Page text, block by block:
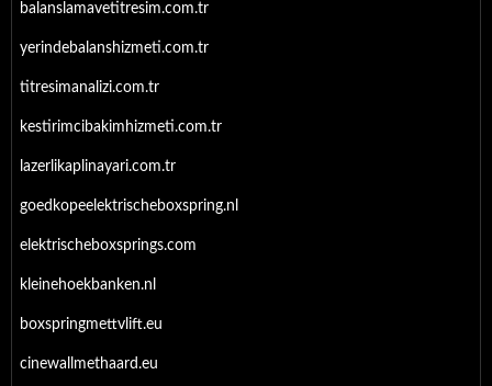
balanslamavetitresim.com.tr
yerindebalanshizmeti.com.tr
titresimanalizi.com.tr
kestirimcibakimhizmeti.com.tr
lazerlikaplinayari.com.tr
goedkopeelektrischeboxspring.nl
elektrischeboxsprings.com
kleinehoekbanken.nl
boxspringmettvlift.eu
cinewallmethaard.eu